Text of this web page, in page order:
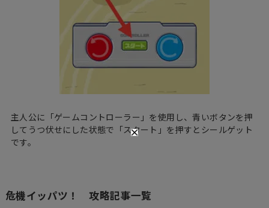
主人公に「ゲームコントローラー」を使用し、青いボタンを押
してうつ伏せにした状態で「スタート」を押すとシールゲット
です。
危機イッパツ！ 攻略記事一覧